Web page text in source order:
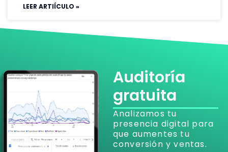
LEER ARTIÍCULO »
Auditoría
gratuita
Analizamos tu
presencia digital para
que aumentes tu
conversión y ventas.